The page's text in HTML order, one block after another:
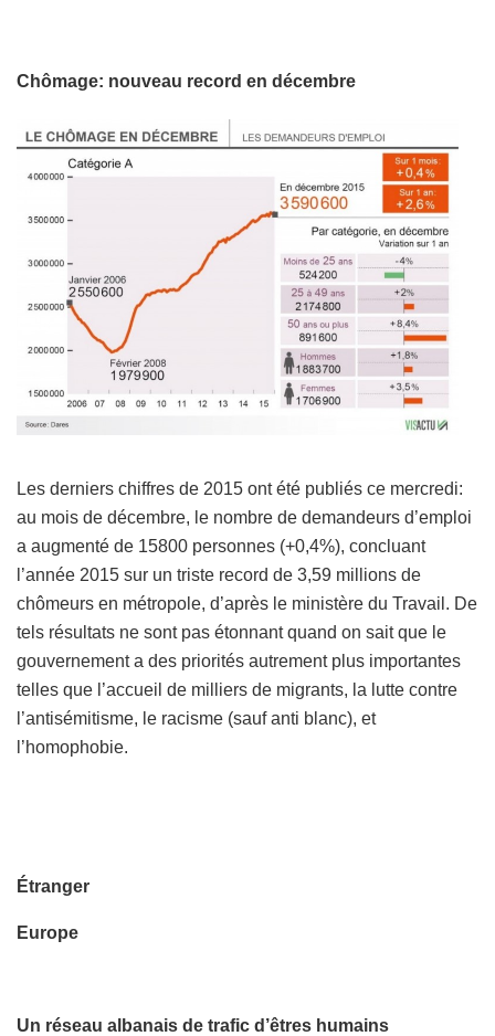
Chômage: nouveau record en décembre
Les derniers chiffres de 2015 ont été publiés ce mercredi:
au mois de décembre, le nombre de demandeurs d’emploi
a augmenté de 15800 personnes (+0,4%), concluant
l’année 2015 sur un triste record de 3,59 millions de
chômeurs en métropole, d’après le ministère du Travail. De
tels résultats ne sont pas étonnant quand on sait que le
gouvernement a des priorités autrement plus importantes
telles que l’accueil de milliers de migrants, la lutte contre
l’antisémitisme, le racisme (sauf anti blanc), et
l’homophobie.
Étranger
Europe
Un réseau albanais de trafic d’êtres humains